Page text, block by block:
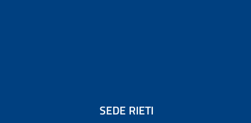
SEDE RIETI